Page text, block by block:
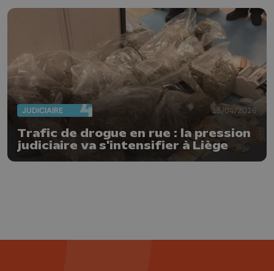
JUDICIAIRE 15/04/2026
Trafic de drogue en rue : la pression
judiciaire va s'intensifier à Liège